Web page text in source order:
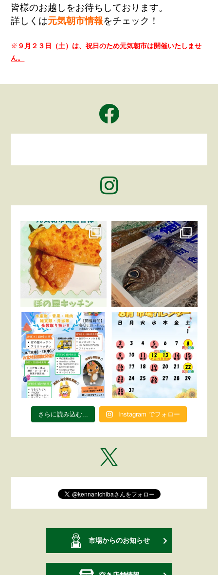
皆様のお越しをお待ちしております。
詳しくは元気朝市情報をチェック！
※ ９月２３日（土）は、祝日のため元気朝市は開催いたしませ
ん。
さらに読み込む... Instagram でフォロー
市場からのお知らせ